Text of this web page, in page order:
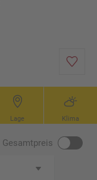
Lage Klima
Gesamtpreis